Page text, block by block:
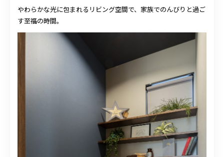
やわらかな光に包まれるリビング空間で、家族でのんびりと過ご
す至福の時間。